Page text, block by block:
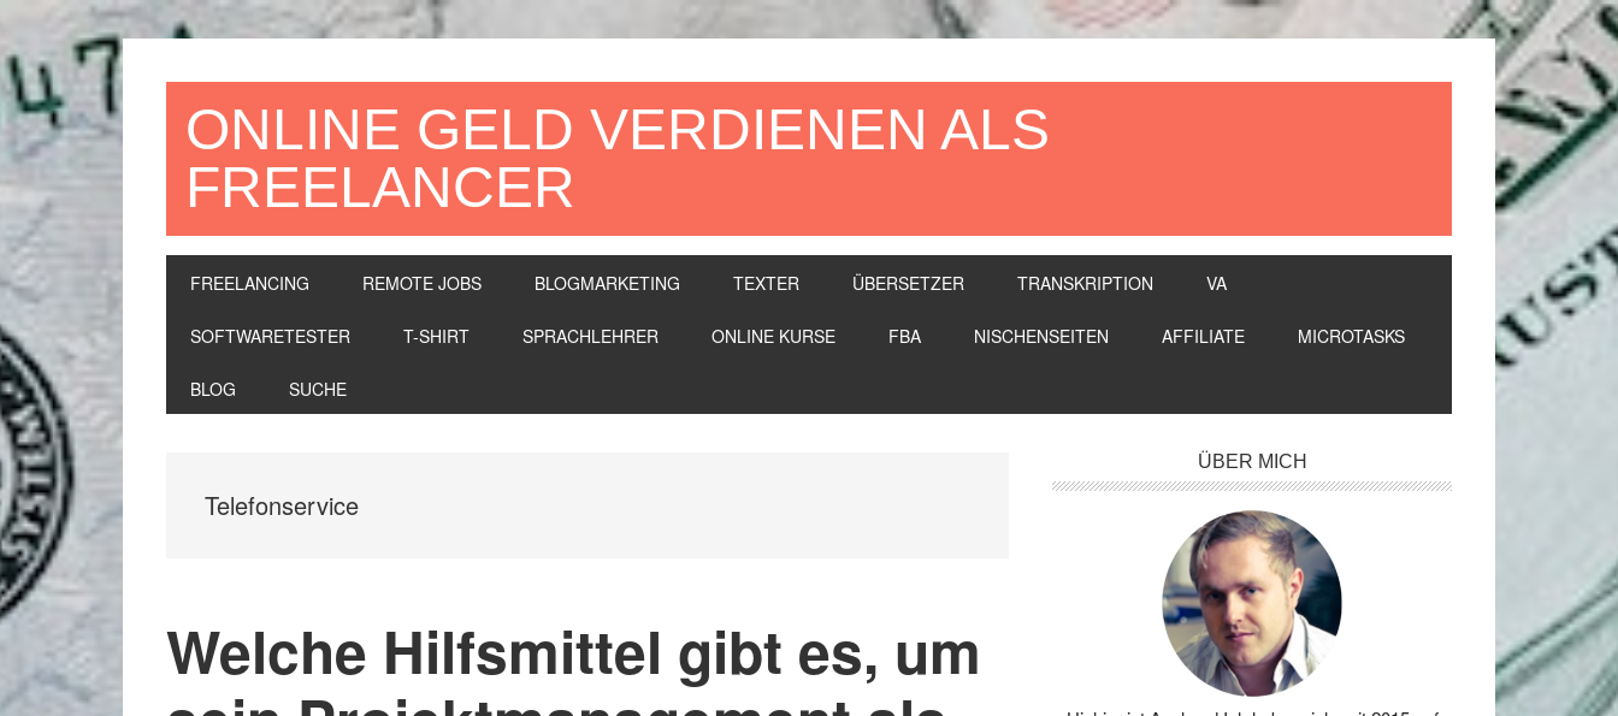
Hauptnavigation
springen
springen
Seitenspalte
springen
ONLINE GELD VERDIENEN ALS
FREELANCER
FREELANCING REMOTE JOBS BLOGMARKETING TEXTER ÜBERSETZER TRANSKRIPTION VA
SOFTWARETESTER T-SHIRT SPRACHLEHRER ONLINE KURSE FBA NISCHENSEITEN AFFILIATE MICROTASKS
BLOG SUCHE
Telefonservice
Welche Hilfsmittel gibt es, um
SeitenspalteÜBER MICH